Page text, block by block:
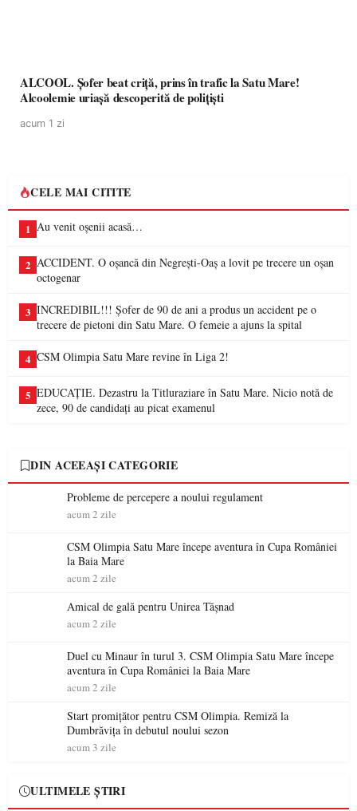
ALCOOL. Șofer beat criță, prins în trafic la Satu Mare!
Alcoolemie uriașă descoperită de polițiști
acum 1 zi
CELE MAI CITITE
1 Au venit oșenii acasă…
2 ACCIDENT. O oșancă din Negrești-Oaș a lovit pe trecere un oșan
octogenar
3 INCREDIBIL!!! Șofer de 90 de ani a produs un accident pe o
trecere de pietoni din Satu Mare. O femeie a ajuns la spital
4 CSM Olimpia Satu Mare revine în Liga 2!
5 EDUCAȚIE. Dezastru la Titluraziare în Satu Mare. Nicio notă de
zece, 90 de candidați au picat examenul
DIN ACEEAȘI CATEGORIE
Probleme de percepere a noului regulament
acum 2 zile
CSM Olimpia Satu Mare începe aventura în Cupa României
la Baia Mare
acum 2 zile
Amical de gală pentru Unirea Tășnad
acum 2 zile
Duel cu Minaur în turul 3. CSM Olimpia Satu Mare începe
aventura în Cupa României la Baia Mare
acum 2 zile
Start promițător pentru CSM Olimpia. Remiză la
Dumbrăvița în debutul noului sezon
acum 3 zile
ULTIMELE ȘTIRI